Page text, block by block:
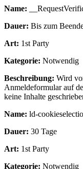
Name:
Dauer: Bis zum
Art: 1st Party
Kategorie: Notwendig
Beschreibung: Wird
Anmeldeformular auf
keine Inhalte
Name: ld-
Dauer: 30 Tage
Art: 1st Party
Kategorie: Notwendig